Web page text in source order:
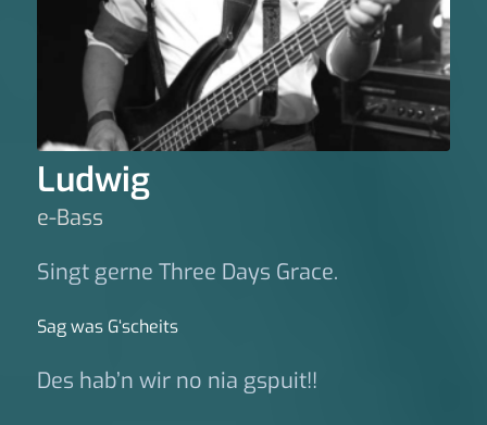
Ludwig
e-Bass
Singt gerne Three Days Grace.
Sag was G‘scheits
Des hab’n wir no nia gspuit!!